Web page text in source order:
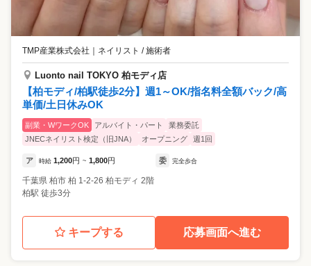
TMP産業株式会社 ネイリスト / 施術者
Luonto nail TOKYO 柏モディ店
【柏モディ/柏駅徒歩2分】週1～OK/指名料全額バック/高
単価/土日休みOK
副業・WワークOK アルバイト・パート
業務委託
JNECネイリスト検定（旧JNA）
オープニング 週1回
ア 時給 1,200円 ~ 1,800円 委 完全歩合
千葉県 柏市 柏 1-2-26 柏モディ 2階
柏駅 徒歩3分
キープする 応募画面へ進む